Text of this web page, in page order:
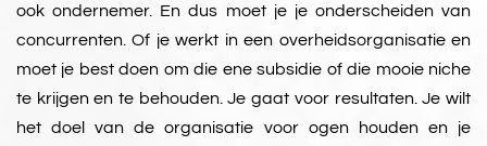
ook ondernemer. En dus moet je je onderscheiden van
concurrenten. Of je werkt in een overheidsorganisatie en
moet je best doen om die ene subsidie of die mooie niche
te krijgen en te behouden. Je gaat voor resultaten. Je wilt
het doel van de organisatie voor ogen houden en je